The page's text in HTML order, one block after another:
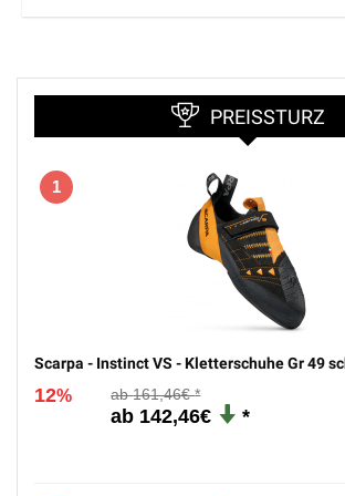
PREISSTURZ
1
Scarpa - Instinct VS - Kletterschuhe Gr 49
12% 161,46€
142,46€